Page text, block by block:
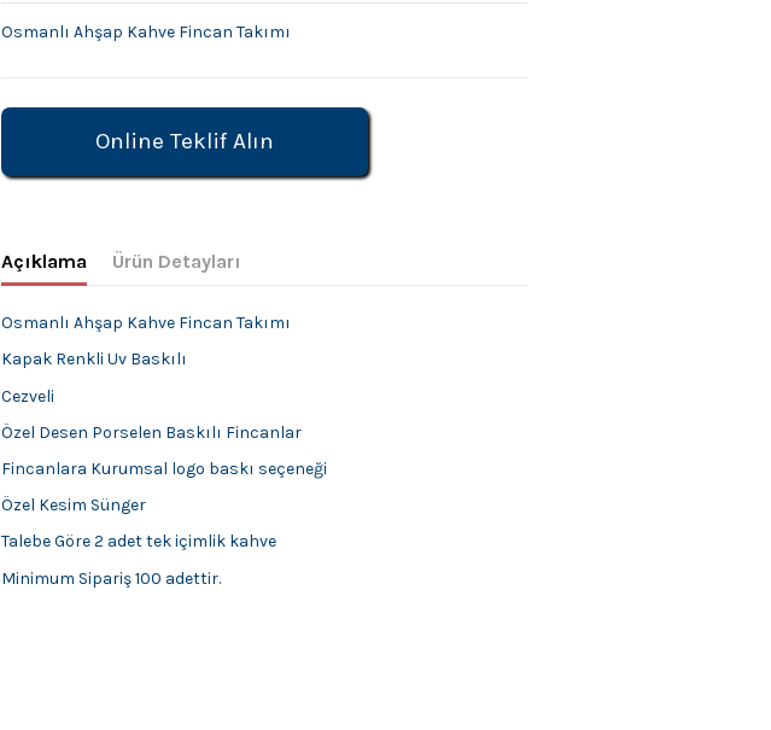
Osmanlı Ahşap Kahve Fincan Takımı
Online Teklif Alın
Açıklama Ürün Detayları
Osmanlı Ahşap Kahve Fincan Takımı
Kapak Renkli Uv Baskılı
Cezveli
Özel Desen Porselen Baskılı Fincanlar
Fincanlara Kurumsal logo baskı seçeneği
Özel Kesim Sünger
Talebe Göre 2 adet tek içimlik kahve
Minimum Sipariş 100 adettir.